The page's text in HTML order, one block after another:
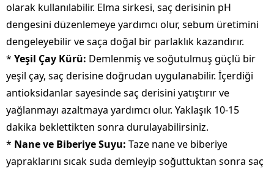
olarak kullanılabilir. Elma sirkesi, saç derisinin pH
dengesini düzenlemeye yardımcı olur, sebum üretimini
dengeleyebilir ve saça doğal bir parlaklık kazandırır.
* Yeşil Çay Kürü: Demlenmiş ve soğutulmuş güçlü bir
yeşil çay, saç derisine doğrudan uygulanabilir. İçerdiği
antioksidanlar sayesinde saç derisini yatıştırır ve
yağlanmayı azaltmaya yardımcı olur. Yaklaşık 10-15
dakika beklettikten sonra durulayabilirsiniz.
* Nane ve Biberiye Suyu: Taze nane ve biberiye
yapraklarını sıcak suda demleyip soğuttuktan sonra saç